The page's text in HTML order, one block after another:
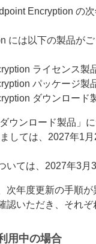
Encryption の
には以下の製品が
ライセンス製
パッケージ製
ダウンロード
ウンロード製品」
しては、2027年1
いては、2027年3月
次年度更新の手順
認いただき、それ
用中の場合